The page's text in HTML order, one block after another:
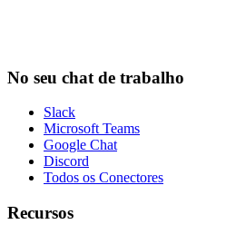
No seu chat de trabalho
Slack
Microsoft Teams
Google Chat
Discord
Todos os Conectores
Recursos